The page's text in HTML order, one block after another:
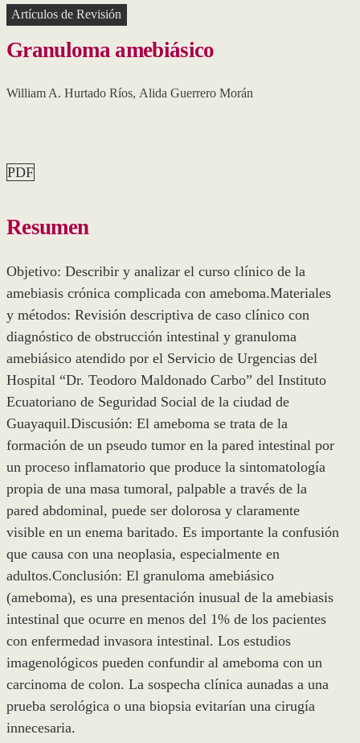
Artículos de Revisión
Granuloma amebiásico
William A. Hurtado Ríos, Alida Guerrero Morán
PDF
Resumen
Objetivo: Describir y analizar el curso clínico de la
amebiasis crónica complicada con ameboma.Materiales
y métodos: Revisión descriptiva de caso clínico con
diagnóstico de obstrucción intestinal y granuloma
amebiásico atendido por el Servicio de Urgencias del
Hospital “Dr. Teodoro Maldonado Carbo” del Instituto
Ecuatoriano de Seguridad Social de la ciudad de
Guayaquil.Discusión: El ameboma se trata de la
formación de un pseudo tumor en la pared intestinal por
un proceso inflamatorio que produce la sintomatología
propia de una masa tumoral, palpable a través de la
pared abdominal, puede ser dolorosa y claramente
visible en un enema baritado. Es importante la confusión
que causa con una neoplasia, especialmente en
adultos.Conclusión: El granuloma amebiásico
(ameboma), es una presentación inusual de la amebiasis
intestinal que ocurre en menos del 1% de los pacientes
con enfermedad invasora intestinal. Los estudios
imagenológicos pueden confundir al ameboma con un
carcinoma de colon. La sospecha clínica aunadas a una
prueba serológica o una biopsia evitarían una cirugía
innecesaria.